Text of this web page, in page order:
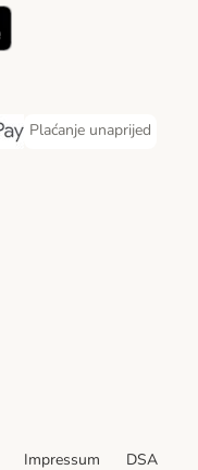
Method
pay Payment Method
Plaćanje unaprijed
Plaćanje unaprijed
Impressum DSA